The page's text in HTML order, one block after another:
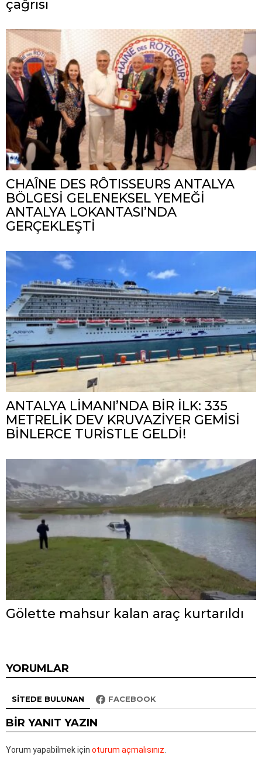
çağrısı
CHAÎNE DES RÔTISSEURS ANTALYA
BÖLGESİ GELENEKSEL YEMEĞİ
ANTALYA LOKANTASI’NDA
GERÇEKLEŞTİ
ANTALYA LİMANI’NDA BİR İLK: 335
METRELİK DEV KRUVAZİYER GEMİSİ
BİNLERCE TURİSTLE GELDİ!
Gölette mahsur kalan araç kurtarıldı
YORUMLAR
SITEDE BULUNAN FACEBOOK
BIR YANIT YAZIN
Yorum yapabilmek için oturum açmalısınız